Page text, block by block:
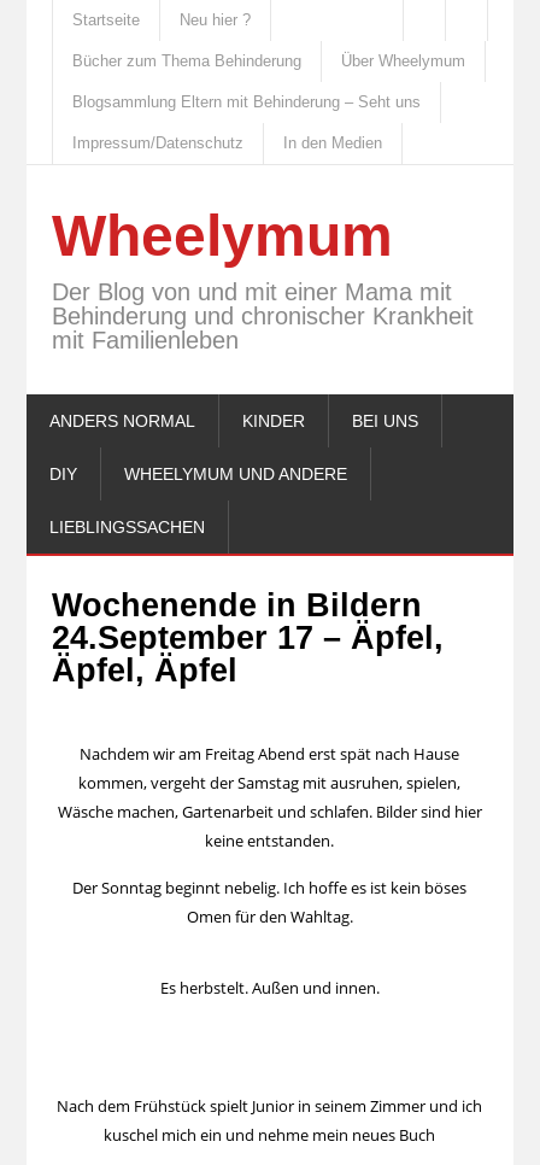
Startseite Neu hier ?
Bücher zum Thema Behinderung Über Wheelymum
Blogsammlung Eltern mit Behinderung – Seht uns
Impressum/Datenschutz In den Medien
Wheelymum
Der Blog von und mit einer Mama mit
Behinderung und chronischer Krankheit
mit Familienleben
ANDERS NORMAL KINDER BEI UNS
DIY WHEELYMUM UND ANDERE
LIEBLINGSSACHEN
Wochenende in Bildern
24.September 17 – Äpfel,
Äpfel, Äpfel
Nachdem wir am Freitag Abend erst spät nach Hause
kommen, vergeht der Samstag mit ausruhen, spielen,
Wäsche machen, Gartenarbeit und schlafen. Bilder sind hier
keine entstanden.
Der Sonntag beginnt nebelig. Ich hoffe es ist kein böses
Omen für den Wahltag.
Es herbstelt. Außen und innen.
Nach dem Frühstück spielt Junior in seinem Zimmer und ich
kuschel mich ein und nehme mein neues Buch